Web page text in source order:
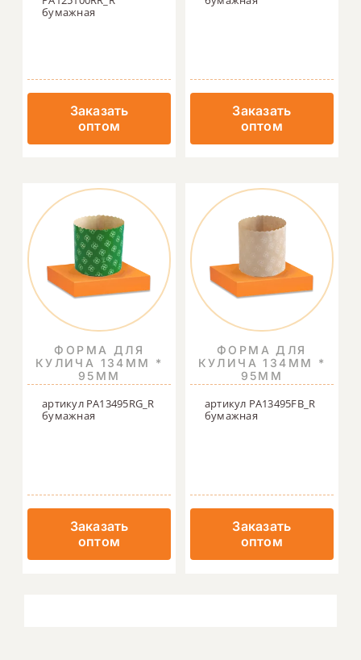
бумажная
Заказать
оптом
Заказать
оптом
ФОРМА ДЛЯ
КУЛИЧА 134ММ *
95ММ
артикул PA13495RG_R
бумажная
Заказать
оптом
ФОРМА ДЛЯ
КУЛИЧА 134ММ *
95ММ
артикул PA13495FB_R
бумажная
Заказать
оптом